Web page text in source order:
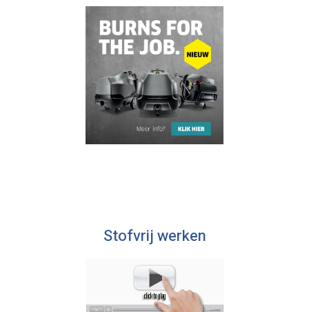
Stofvrij werken